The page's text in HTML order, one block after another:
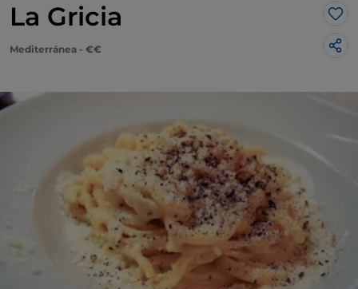
La Gricia Me
Mediterránea - €€